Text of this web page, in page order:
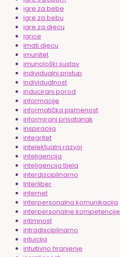
igre za bebe
igre za bebu
igre za djecu
igrice
imati djecu
imunitet
imunološki sustav
individualni pristup
individualnost
inducirani porod
informacije
informatička pismenost
informirani prisatanak
inspiracija
integritet
intelektualni razvoj
inteligencija
inteligencija tijela
interdisciplinarno
Interliber
internet
interpersonalna komunikacija
interpersonalne kompetencije
intimnost
intradisciplinarno
intuicija
intuitivno hranjenje